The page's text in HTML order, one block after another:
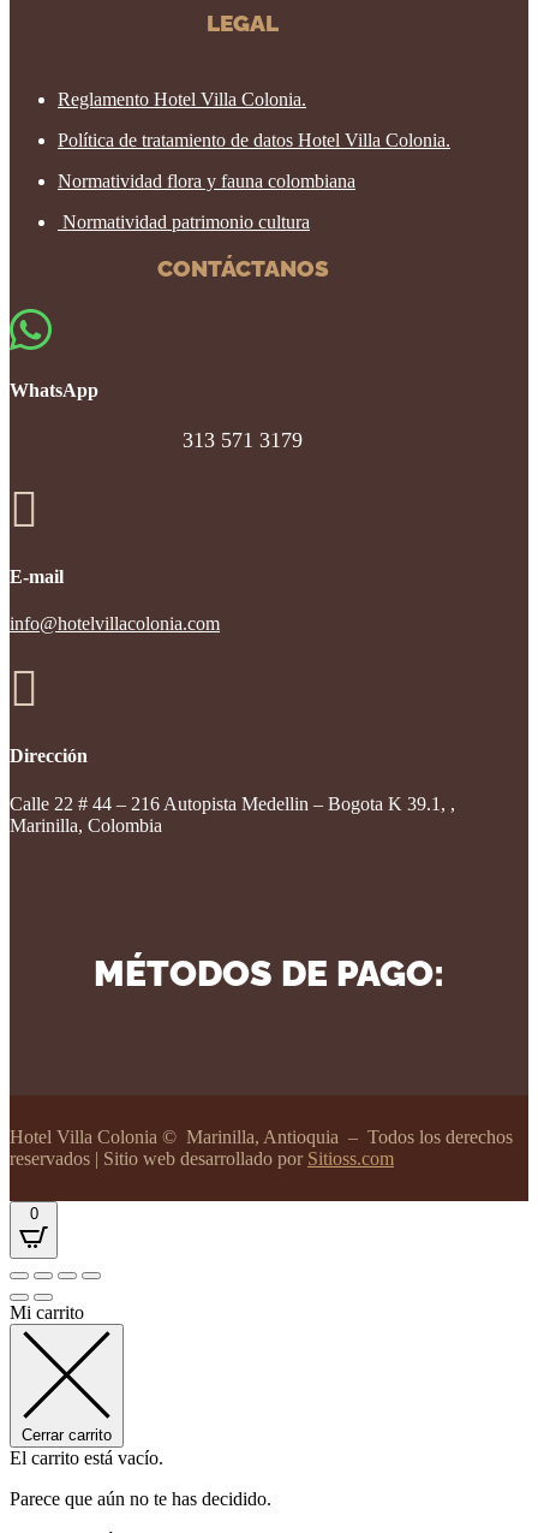
LEGAL
Reglamento Hotel Villa Colonia.
Política de tratamiento de datos Hotel Villa Colonia.
Normatividad flora y fauna colombiana
Normatividad patrimonio cultura
CONTÁCTANOS

WhatsApp
313 571 3179

E-mail
info@hotelvillacolonia.com

Dirección
Calle 22 # 44 – 216 Autopista Medellin – Bogota K 39.1, ,
Marinilla, Colombia
MÉTODOS DE PAGO:
Hotel Villa Colonia © Marinilla, Antioquia – Todos los derechos
reservados | Sitio web desarrollado por Sitioss.com
0
Mi carrito
Cerrar carrito
El carrito está vacío.
Parece que aún no te has decidido.